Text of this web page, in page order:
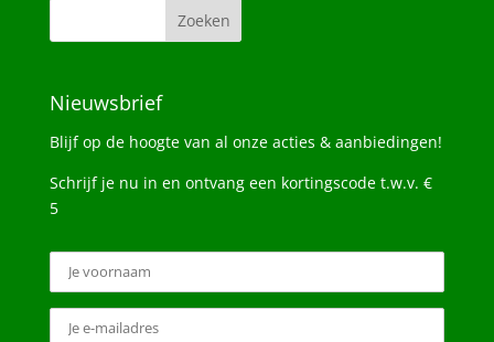
Nieuwsbrief
Blijf op de hoogte van al onze acties & aanbiedingen!
Schrijf je nu in en ontvang een kortingscode t.w.v. €
5